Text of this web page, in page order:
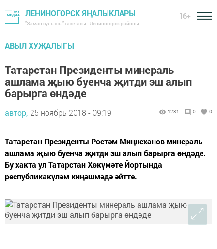
ЛЕНИНОГОРСК ЯҢАЛЫКЛАРЫ
"Заман сулышы" газетасы - Лениногорск районы
16+
АВЫЛ ХУҖАЛЫГЫ
Татарстан Президенты минераль
ашлама җыю буенча җитди эш алып
барырга өндәде
автор, 25 ноябрь 2018 - 09:19 1231 0 0
Татарстан Президенты Рөстәм Миңнеханов минераль
ашлама җыю буенча җитди эш алып барырга өндәде.
Бу хакта ул Татарстан Хөкүмәте Йортында
республикакүләм киңәшмәдә әйтте.